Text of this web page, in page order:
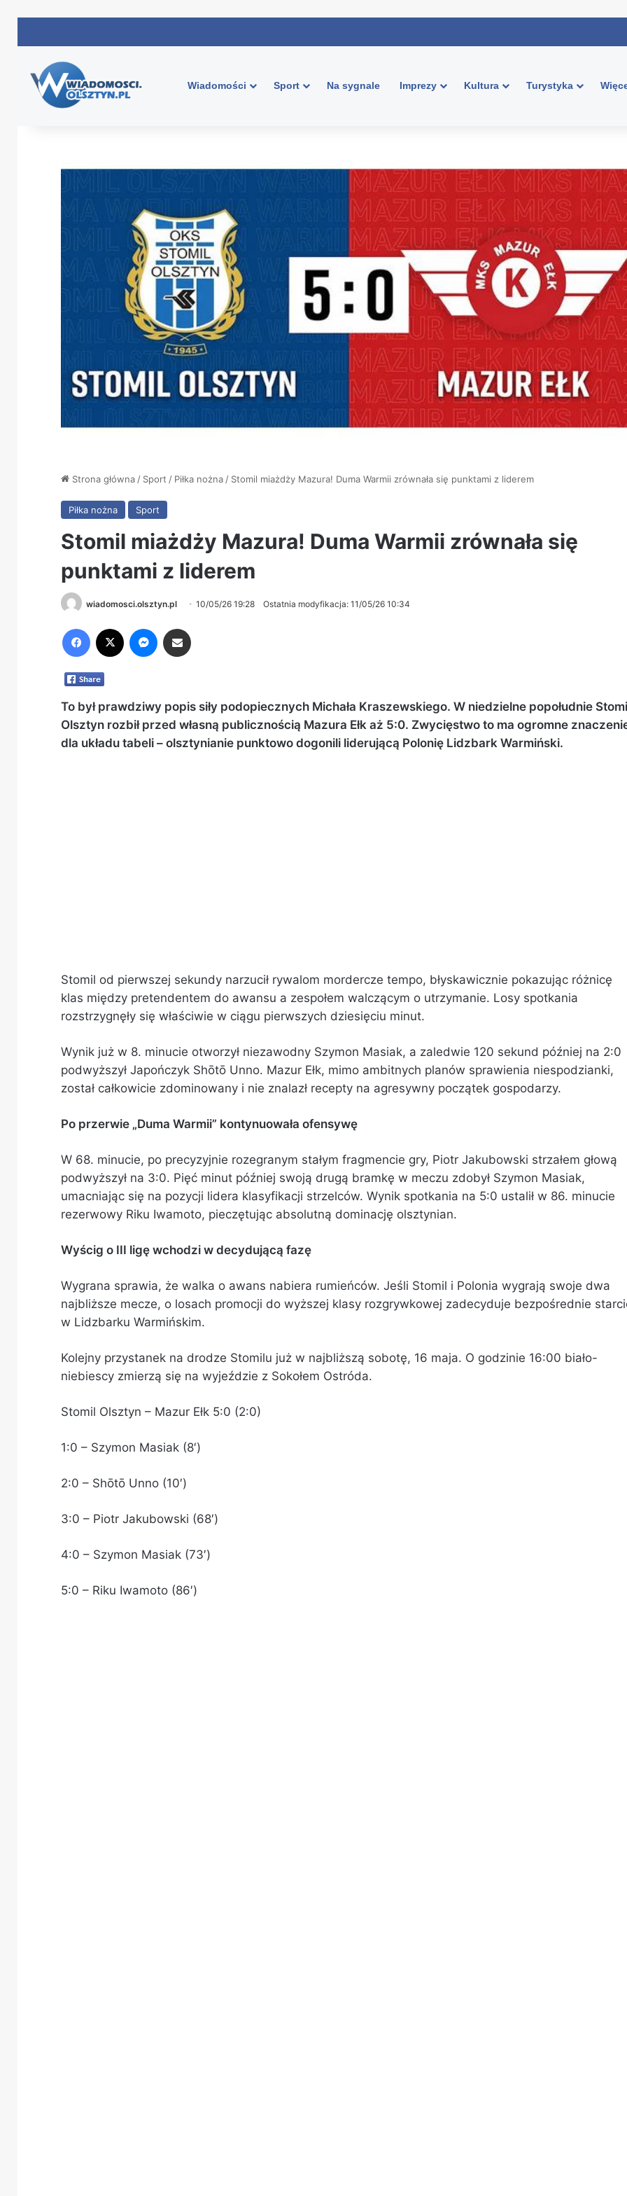
Wiadomości Sport Na sygnale Imprezy Kultura Turystyka
Strona główna / Sport / Piłka nożna / Stomil miażdży Mazura! Duma Warmii zrównała się punktami z liderem
Piłka nożna Sport
Stomil miażdży Mazura! Duma Warmii zrównała się
punktami z liderem
wiadomosci.olsztyn.pl 10/05/26 19:28 Ostatnia modyfikacja: 11/05/26 10:34
To był prawdziwy popis siły podopiecznych Michała Kraszewskiego. W niedzielne popołudnie
Olsztyn rozbił przed własną publicznością Mazura Ełk aż 5:0. Zwycięstwo to ma ogromne
dla układu tabeli – olsztynianie punktowo dogonili liderującą Polonię Lidzbark Warmiński.
Stomil od pierwszej sekundy narzucił rywalom mordercze tempo, błyskawicznie pokazując różnicę
klas między pretendentem do awansu a zespołem walczącym o utrzymanie. Losy spotkania
rozstrzygnęły się właściwie w ciągu pierwszych dziesięciu minut.
Wynik już w 8. minucie otworzył niezawodny Szymon Masiak, a zaledwie 120 sekund później na 2:0
podwyższył Japończyk Shōtō Unno. Mazur Ełk, mimo ambitnych planów sprawienia niespodzianki,
został całkowicie zdominowany i nie znalazł recepty na agresywny początek gospodarzy.
Po przerwie „Duma Warmii” kontynuowała ofensywę
W 68. minucie, po precyzyjnie rozegranym stałym fragmencie gry, Piotr Jakubowski strzałem głową
podwyższył na 3:0. Pięć minut później swoją drugą bramkę w meczu zdobył Szymon Masiak,
umacniając się na pozycji lidera klasyfikacji strzelców. Wynik spotkania na 5:0 ustalił w 86. minucie
rezerwowy Riku Iwamoto, pieczętując absolutną dominację olsztynian.
Wyścig o III ligę wchodzi w decydującą fazę
Wygrana sprawia, że walka o awans nabiera rumieńców. Jeśli Stomil i Polonia wygrają swoje dwa
najbliższe mecze, o losach promocji do wyższej klasy rozgrywkowej zadecyduje bezpośrednie
w Lidzbarku Warmińskim.
Kolejny przystanek na drodze Stomilu już w najbliższą sobotę, 16 maja. O godzinie 16:00 biało-
niebiescy zmierzą się na wyjeździe z Sokołem Ostróda.
Stomil Olsztyn – Mazur Ełk 5:0 (2:0)
1:0 – Szymon Masiak (8′)
2:0 – Shōtō Unno (10′)
3:0 – Piotr Jakubowski (68′)
4:0 – Szymon Masiak (73′)
5:0 – Riku Iwamoto (86′)